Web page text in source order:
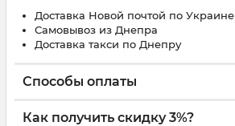
Доставка Новой почтой по Украине
Самовывоз из Днепра
Доставка такси по Днепру
Способы оплаты
Как получить скидку 3%?